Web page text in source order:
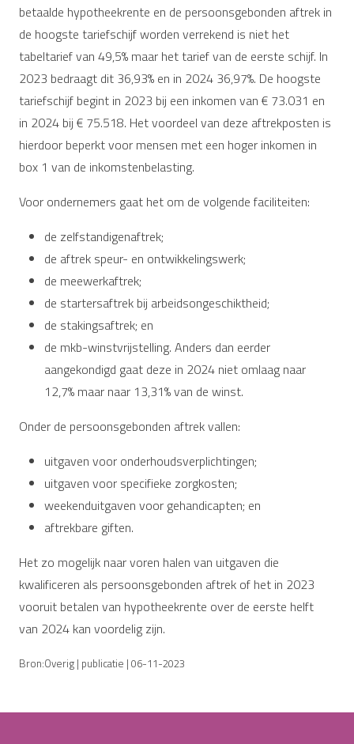
betaalde hypotheekrente en de persoonsgebonden aftrek in
de hoogste tariefschijf worden verrekend is niet het
tabeltarief van 49,5% maar het tarief van de eerste schijf. In
2023 bedraagt dit 36,93% en in 2024 36,97%. De hoogste
tariefschijf begint in 2023 bij een inkomen van € 73.031 en
in 2024 bij € 75.518. Het voordeel van deze aftrekposten is
hierdoor beperkt voor mensen met een hoger inkomen in
box 1 van de inkomstenbelasting.
Voor ondernemers gaat het om de volgende faciliteiten:
de zelfstandigenaftrek;
de aftrek speur- en ontwikkelingswerk;
de meewerkaftrek;
de startersaftrek bij arbeidsongeschiktheid;
de stakingsaftrek; en
de mkb-winstvrijstelling. Anders dan eerder
aangekondigd gaat deze in 2024 niet omlaag naar
12,7% maar naar 13,31% van de winst.
Onder de persoonsgebonden aftrek vallen:
uitgaven voor onderhoudsverplichtingen;
uitgaven voor specifieke zorgkosten;
weekenduitgaven voor gehandicapten; en
aftrekbare giften.
Het zo mogelijk naar voren halen van uitgaven die
kwalificeren als persoonsgebonden aftrek of het in 2023
vooruit betalen van hypotheekrente over de eerste helft
van 2024 kan voordelig zijn.
Bron:Overig | publicatie | 06-11-2023